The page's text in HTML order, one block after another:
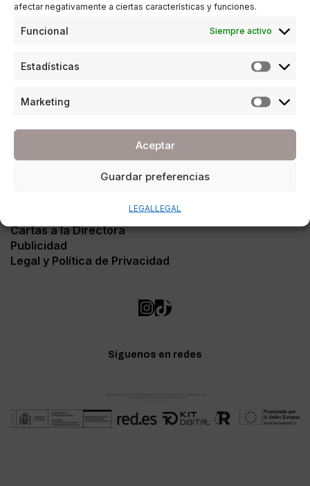
afectar negativamente a ciertas características y funciones.
Funcional Siempre activo
Estadísticas
Marketing
Aceptar
Guardar preferencias
LEGAL LEGAL
ENTREVISTAS
Cartas a la Directora
Publicidad
Legal y Política de Privacidad
Síguenos en redes